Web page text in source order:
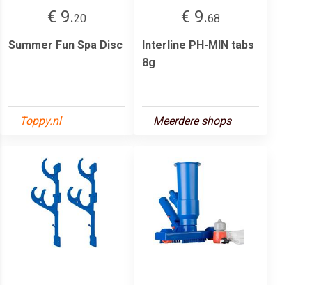
€ 9.20
Summer Fun Spa Disc
Toppy.nl
€ 9.68
Interline PH-MIN tabs
8g
Meerdere shops